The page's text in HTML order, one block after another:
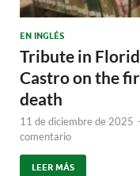
EN INGLÉS
Tribute in
Castro on the
death
11 de diciembre de 2025 -
comentario
LEER MÁS